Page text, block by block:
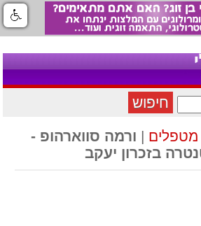
חיפוש
| ורמה סווארהופ -
בזכרון יעקב